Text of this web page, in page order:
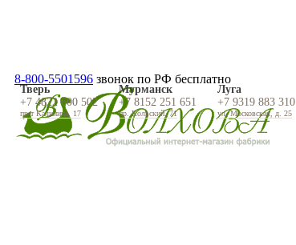
Тверь
+7 4822 600 502
пр-т Калинина, 17
Мурманск
+7 8152 251 651
пр. Кольский, 71
Луга
+7 9319 883 310
ул. Московская, д. 25
8-800-5501596 звонок по РФ бесплатно